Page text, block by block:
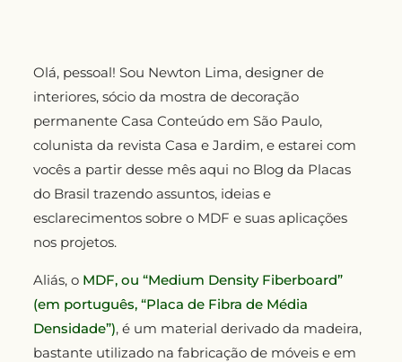
Olá, pessoal! Sou Newton Lima, designer de
interiores, sócio da mostra de decoração
permanente Casa Conteúdo em São Paulo,
colunista da revista Casa e Jardim, e estarei com
vocês a partir desse mês aqui no Blog da Placas
do Brasil trazendo assuntos, ideias e
esclarecimentos sobre o MDF e suas aplicações
nos projetos.
Aliás, o MDF, ou “Medium Density Fiberboard”
(em português, “Placa de Fibra de Média
Densidade”), é um material derivado da madeira,
bastante utilizado na fabricação de móveis e em